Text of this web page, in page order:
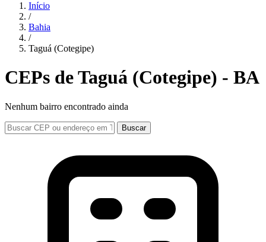
Início
/
Bahia
/
Taguá (Cotegipe)
CEPs de Taguá (Cotegipe) - BA
Nenhum bairro encontrado ainda
Buscar